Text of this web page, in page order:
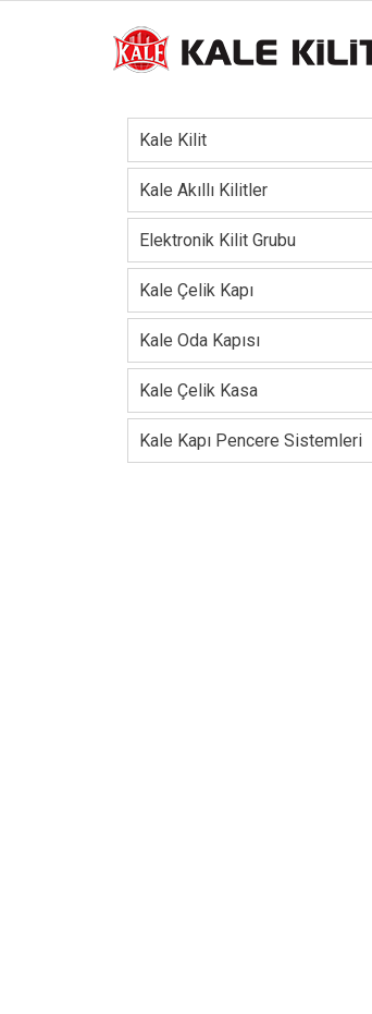
Kale Kilit
Kale Akıllı Kilitler
Elektronik Kilit Grubu
Kale Çelik Kapı
Kale Oda Kapısı
Kale Çelik Kasa
Kale Kapı Pencere Sistemleri